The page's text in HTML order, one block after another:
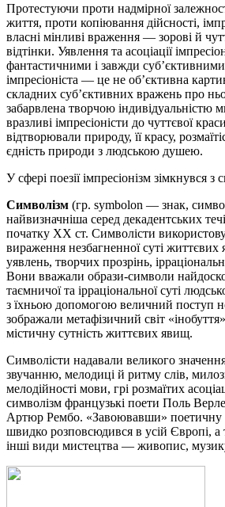
Протестуючи проти надмірної
життя, проти копіювання дійсності,
власні мінливі враження — зорові й
відтінки. Уявлення та асоціації
фантастичними і завжди
імпресіоніста — це не об’єктивна
складних суб’єктивних вражень про
забарвлена творчою індивідуальністю
вразливі імпресіоністи до чуттєвої
відтворювали природу, її красу,
єдність природи з людською душею.
У сфері поезії імпресіонізм зімкнувся з
Символізм (гр. symbolon — знак,
найвизначніша серед декадентських
початку XX ст. Символісти
вираження незбагненної суті
уявлень, творчих прозрінь,
Вони вважали образи-символи
таємничої та ірраціональної суті
з їхньою допомогою величний поступ
зображали метафізичний світ
містичну сутність життєвих явищ.
Символісти надавали великого
звучанню, мелодиці й ритму слів,
мелодійності мови, грі розмаїтих
символізм французькі поети Поль
Артюр Рембо. «Завоювавши»
швидко розповсюдився в усій Європі,
інші види мистецтва — живопис,